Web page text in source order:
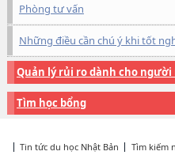
Phòng tư vấn
Những điều cần chú ý khi tốt
Quản lý rủi ro dành cho
Tìm học bổng
Tin tức du học Nhật Bản Tìm kiếm